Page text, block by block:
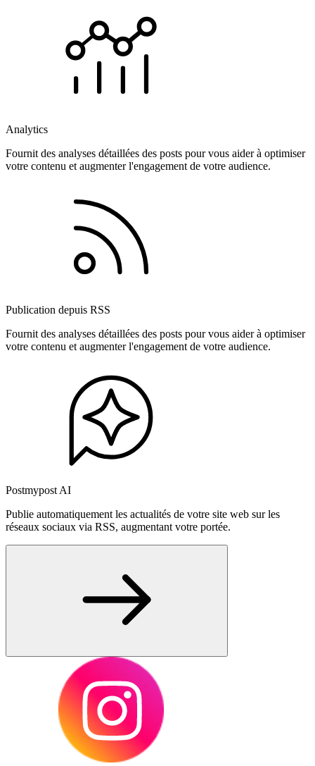
Analytics
Fournit des analyses détaillées des posts pour vous aider à optimiser
votre contenu et augmenter l'engagement de votre audience.
Publication depuis RSS
Fournit des analyses détaillées des posts pour vous aider à optimiser
votre contenu et augmenter l'engagement de votre audience.
Postmypost AI
Publie automatiquement les actualités de votre site web sur les
réseaux sociaux via RSS, augmentant votre portée.